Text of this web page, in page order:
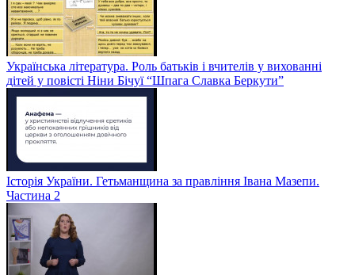
Українська література. Роль батьків і вчителів у вихованні
дітей у повісті Ніни Бічуї “Шпага Славка Беркути”
Історія України. Гетьманщина за правління Івана Мазепи.
Частина 2